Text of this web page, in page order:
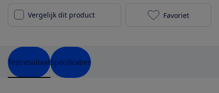
Vergelijk dit product Kitchenaid
Favoriet
TestresultaatSpecificaties